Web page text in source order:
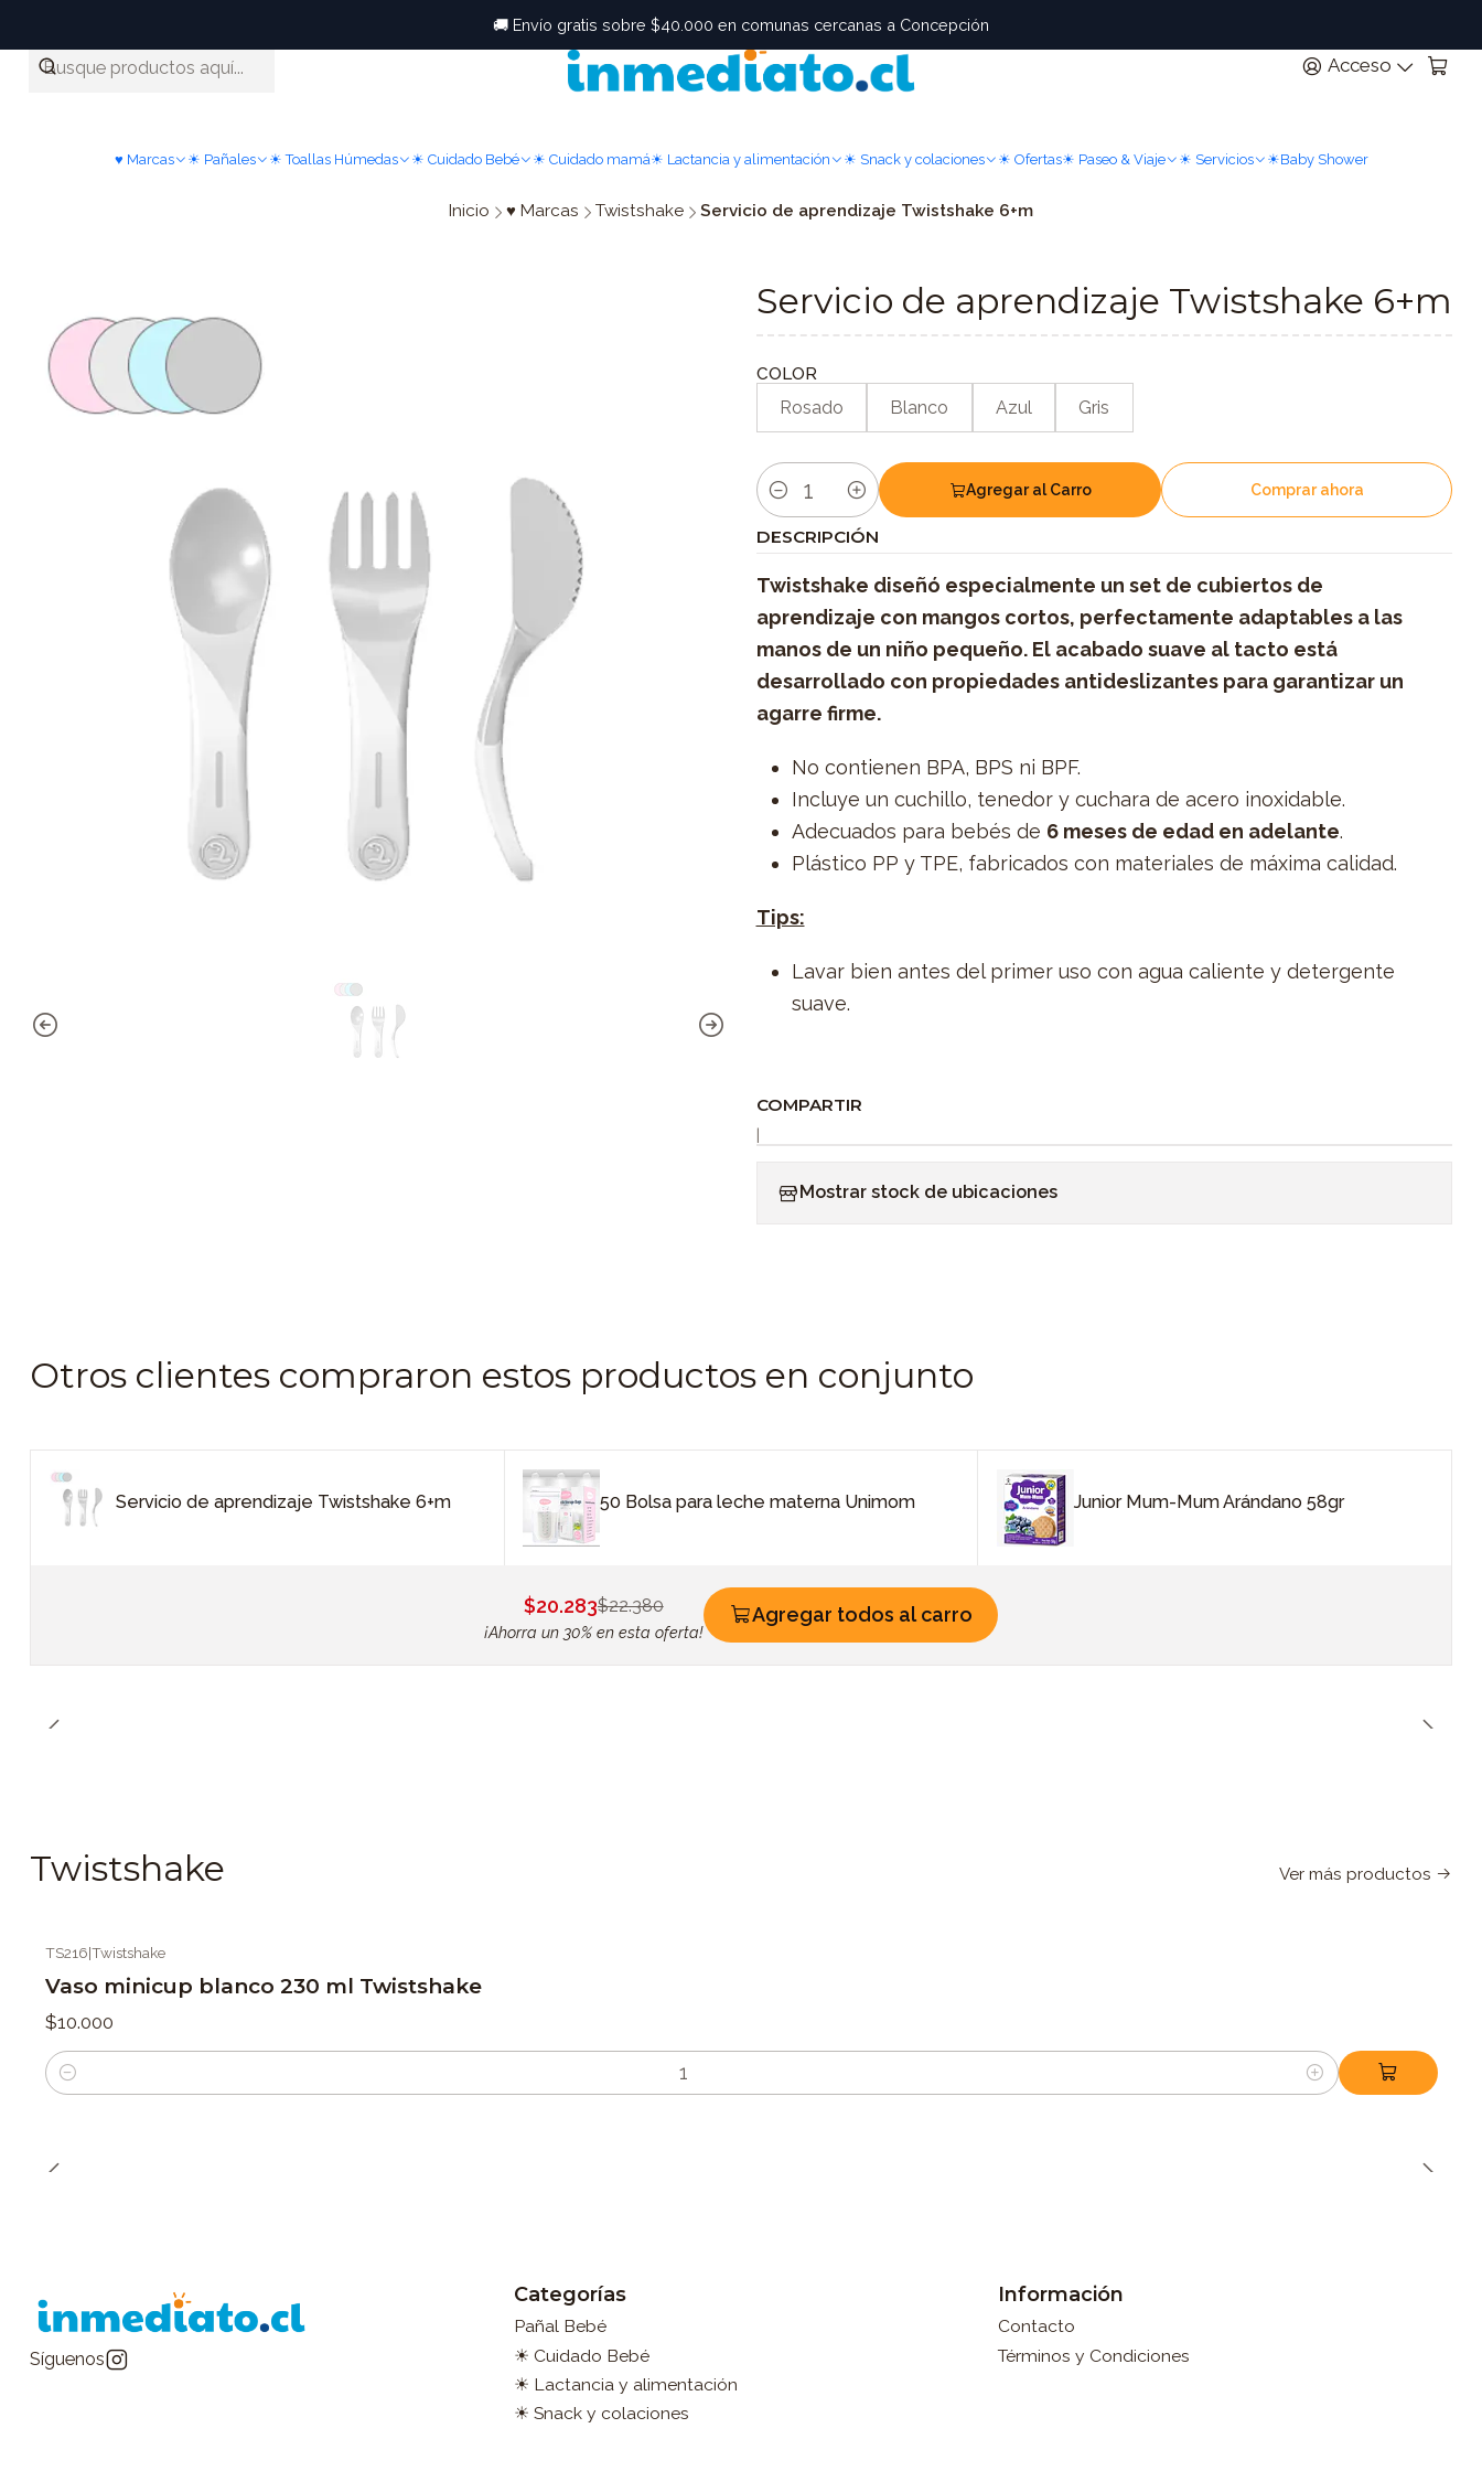
Acceso
♥ Marcas ☀ Pañales ☀ Toallas Húmedas ☀ Cuidado Bebé ☀ Cuidado mamá☀ Lactancia y alimentación ☀ Snack y colaciones ☀ Ofertas☀ Paseo & Viaje ☀ Servicios ☀Baby Shower
🚚 Envío gratis sobre $40.000 en comunas cercanas a Concepción
Inicio ♥ Marcas Twistshake Servicio de aprendizaje Twistshake 6+m
Servicio de aprendizaje Twistshake 6+m
COLOR
Rosado Blanco Azul Gris
Cantidad
Agregar al Carro Comprar ahora
DESCRIPCIÓN
Twistshake diseñó especialmente un set de cubiertos de
aprendizaje con mangos cortos, perfectamente adaptables a las
manos de un niño pequeño. El acabado suave al tacto está
desarrollado con propiedades antideslizantes para garantizar un
agarre firme.
No contienen BPA, BPS ni BPF.
Incluye un cuchillo, tenedor y cuchara de acero inoxidable.
Adecuados para bebés de 6 meses de edad en adelante.
Plástico PP y TPE, fabricados con materiales de máxima calidad.
Tips:
Lavar bien antes del primer uso con agua caliente y detergente
suave.
COMPARTIR
Mostrar stock de ubicaciones
Otros clientes compraron estos productos en conjunto
Servicio de aprendizaje Twistshake 6+m 50 Bolsa para leche materna Unimom Junior Mum-Mum Arándano 58gr
$20.283$22.380
¡Ahorra un 30% en esta oferta!
Agregar todos al carro
Twistshake Ver más productos
TS216|Twistshake
Vaso minicup blanco 230 ml Twistshake
$10.000
Cantidad
Síguenos
Categorías
Pañal Bebé
☀ Cuidado Bebé
☀ Lactancia y alimentación
☀ Snack y colaciones
Información
Contacto
Términos y Condiciones